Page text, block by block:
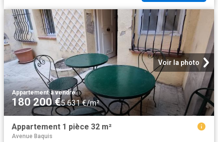
Voir la photo
Appartement·à vendre
180 200 €5 631 €/m²
Appartement 1 pièce 32 m²
Avenue Baquis